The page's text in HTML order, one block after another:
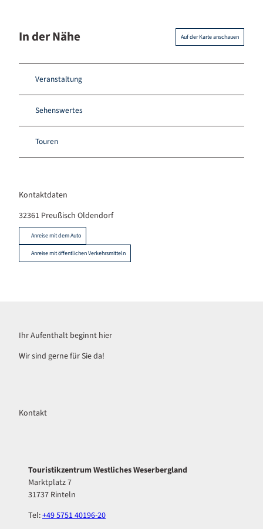
In der Nähe Auf der Karte anschauen
Veranstaltung
Sehenswertes
Touren
Kontaktdaten
32361 Preußisch Oldendorf
Anreise mit dem Auto
Anreise mit öffentlichen Verkehrsmitteln
Ihr Aufenthalt beginnt hier
Wir sind gerne für Sie da!
Kontakt
Touristikzentrum Westliches Weserbergland
Marktplatz 7
31737 Rinteln
Tel:+49 5751 40196-20